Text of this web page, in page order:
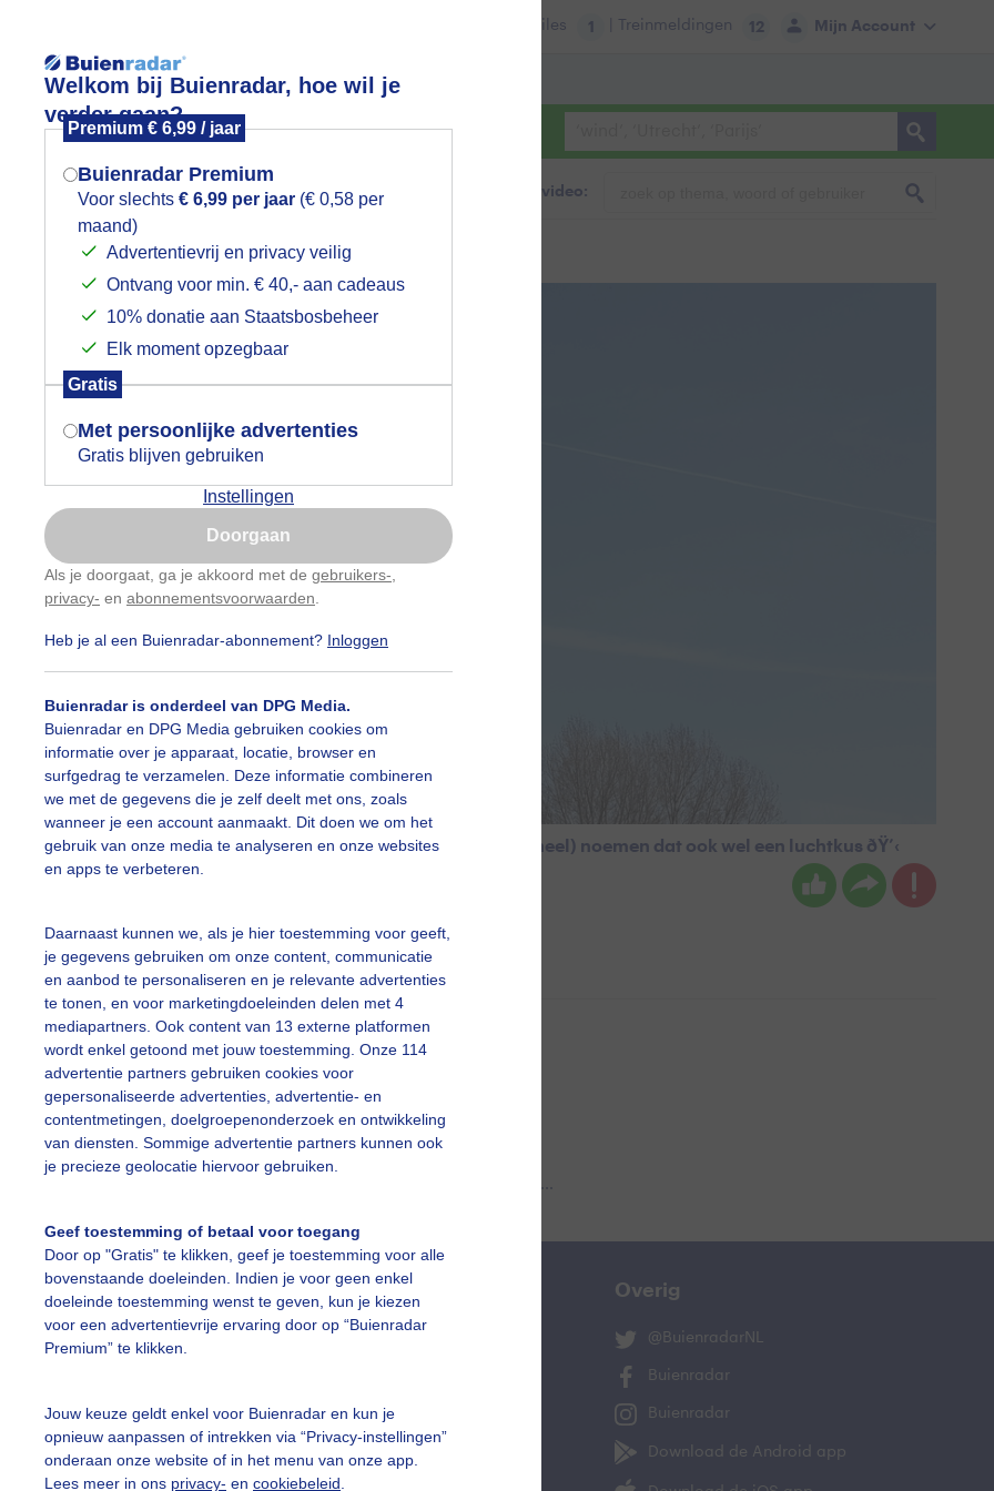
Welkom bij Buienradar, hoe wil je
verder gaan?
Premium € 6,99 / jaar
Buienradar Premium
Voor slechts € 6,99 per jaar (€ 0,58 per
maand)
Advertentievrij en privacy veilig
Ontvang voor min. € 40,- aan cadeaus
10% donatie aan Staatsbosbeheer
Elk moment opzegbaar
Gratis
Met persoonlijke advertenties
Gratis blijven gebruiken
Instellingen
Doorgaan
Als je doorgaat, ga je akkoord met de gebruikers-
privacy- en abonnementsvoorwaarden
Heb je al een Buienradar-abonnement? Inloggen
Buienradar is onderdeel van DPG Media.
Buienradar en DPG Media gebruiken cookies om
informatie over je apparaat, locatie, browser en
surfgedrag te verzamelen. Deze informatie combineren
we met de gegevens die je zelf deelt met ons, zoals
wanneer je een account aanmaakt. Dit doen we om het
gebruik van onze media te analyseren en onze websites
en apps te verbeteren.
Daarnaast kunnen we, als je hier toestemming voor geeft,
je gegevens gebruiken om onze content, communicatie
en aanbod te personaliseren en je relevante advertenties
te tonen, en voor marketingdoeleinden delen met 4
mediapartners. Ook content van 13 externe platformen
wordt enkel getoond met jouw toestemming. Onze 114
advertentie partners gebruiken cookies voor
gepersonaliseerde advertenties, advertentie- en
contentmetingen, doelgroepenonderzoek en ontwikkeling
van diensten. Sommige advertentie partners kunnen ook
je precieze geolocatie hiervoor gebruiken.
Geef toestemming of betaal voor toegang
Door op "Gratis" te klikken, geef je toestemming voor alle
bovenstaande doeleinden. Indien je voor geen enkel
doeleinde toestemming wenst te geven, kun je kiezen
voor een advertentievrije ervaring door op “Buienradar
Premium” te klikken.
Jouw keuze geldt enkel voor Buienradar en kun je
opnieuw aanpassen of intrekken via “Privacy-instellingen”
onderaan onze website of in het menu van onze app.
Lees meer in ons privacy- en cookiebeleid
Mijn Account
Files 1 | Treinmeldingen 12
Lees meer.
Foto en video Weerzine
Zoeken in foto & video:
'vliegtuigstrepen! Lang niet gezien. Wij (vliegend personeel) noemen dat ook wel een luchtkus ðŸ’‹
#blauwelucht
slideshow
vragen
Mijn weer
De Bilt
Overig
@BuienradarNL
Buienradar
Buienradar
Download de Android app
Mogen we je locatie gebruiken voor
het weer?
Indien je hier nog geen akkoord op hebt
gegeven, verschijnt er zo een pop-up uit
je browser waarin deze toestemming
gevraagd wordt.
Is goed, toon de popup
Nu niet, misschien later
Gebruik je Safari en wil je niet elke dag deze pop-up
Klikhierom dit aan te passen